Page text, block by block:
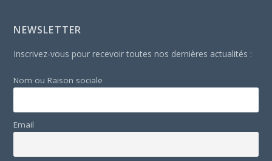
NEWSLETTER
Inscrivez-vous pour recevoir toutes nos dernières actualités :
Nom ou Raison sociale
Email